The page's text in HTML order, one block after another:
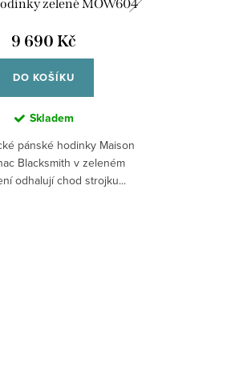
zelené MOW604
9 690 Kč
DO KOŠÍKU
Skladem
pánské hodinky Maison
Blacksmith v zeleném
odhalují chod strojku...